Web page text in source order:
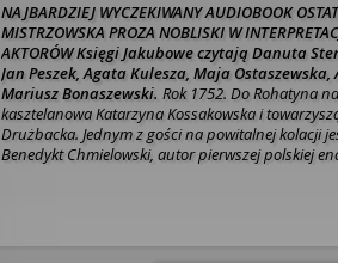
NAJBARDZIEJ WYCZEKIWANY AUDIOBOOK
MISTRZOWSKA PROZA NOBLISKI W
AKTORÓWKsięgi Jakuboweczytają Danuta
Jan Peszek, Agata Kulesza, Maja Ostaszewska,
Mariusz Bonaszewski. Rok 1752. Do Rohatyna
kasztelanowa Katarzyna Kossakowska i
Drużbacka. Jednym z gości na powitalnej kolacji
Benedykt Chmielowski, autor pierwszej polskiej